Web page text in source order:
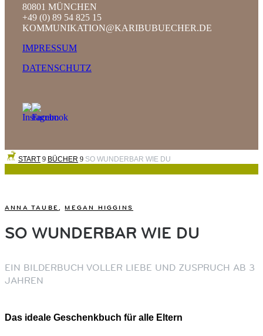
80801 MÜNCHEN
+49 (0) 89 54 825 15
KOMMUNIKATION@KARIBUBUECHER.DE
IMPRESSUM
DATENSCHUTZ
START 9 BÜCHER 9 SO WUNDERBAR WIE DU
ANNA TAUBE,MEGAN HIGGINS
SO WUNDERBAR WIE DU
EIN BILDERBUCH VOLLER LIEBE UND ZUSPRUCH AB 3
JAHREN
Das ideale Geschenkbuch für alle Eltern